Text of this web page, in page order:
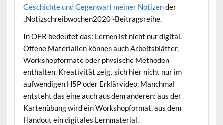
Geschichte und Gegenwart meiner Notizender
„Notizschreibwochen2020“-Beitragsreihe.
In OER bedeutet das: Lernen ist nicht nur digital.
Offene Materialien können auch Arbeitsblätter,
Workshopformate oder physische Methoden
enthalten. Kreativität zeigt sich hier nicht nur im
aufwendigen H5P oder Erklärvideo. Manchmal
entsteht das eine auch aus dem anderen: aus der
Kartenübung wird ein Workshopformat, aus dem
Handout ein digitales Lernmaterial.